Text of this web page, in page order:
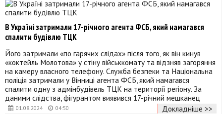
01.08.2024 04:50
В Україні затримали 17-річного агента ФСБ, який намагався
спалити будівлю ТЦК
Його затримали «по гарячих слідах» після того, як він кинув
«коктейль Молотова» у стіну військкомату та відзняв загоряння
на камеру власного телефону. Служба безпеки та Національна
поліція затримали у Вінниці агента ФСБ, який намагався
спалити одну з адмінбудівель ТЦК на території регіону. За
даними слідства, фігурантом виявився 17-річний мешканец
Докладніше >>